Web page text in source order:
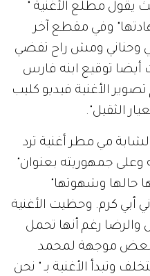
يقول مطلع الأغنية "
وفي مقطع آخر
وحناني ومش راح تفضي
أيضا توقيع ابنه فارس
الأغنية فيديو كليب
الثقيل".
مي مطر أغنية ترد
وعلى جمهوريته بعنوان"
حالها وشهوتها"
أبي كرم. وحظيت الأغنية
والرضا رغم أنها تحمل
البعض موجهة لمحمد
وتبدأ الأغنية بـ " نحن